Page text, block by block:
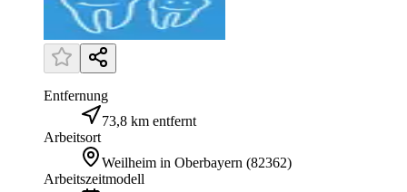
Entfernung
73,8 km entfernt
Arbeitsort
Weilheim in Oberbayern (82362)
Arbeitszeitmodell